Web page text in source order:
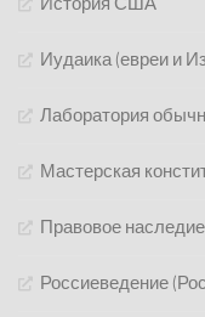
Иудаика (евреи и
Лаборатория
Мастерская
Правовое
Россиеведение